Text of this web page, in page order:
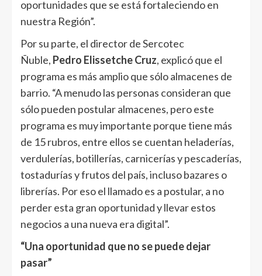
oportunidades que se está fortaleciendo en
nuestra Región”.
Por su parte, el director de Sercotec
Ñuble, Pedro Elissetche Cruz, explicó que el
programa es más amplio que sólo almacenes de
barrio. “A menudo las personas consideran que
sólo pueden postular almacenes, pero este
programa es muy importante porque tiene más
de 15 rubros, entre ellos se cuentan heladerías,
verdulerías, botillerías, carnicerías y pescaderías,
tostadurías y frutos del país, incluso bazares o
librerías. Por eso el llamado es a postular, a no
perder esta gran oportunidad y llevar estos
negocios a una nueva era digital”.
“Una oportunidad que no se puede dejar
pasar”